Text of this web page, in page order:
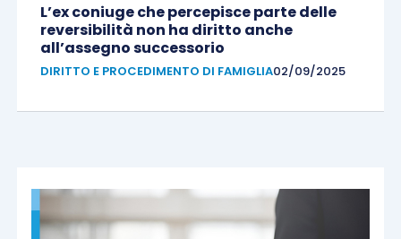
L’ex coniuge che percepisce parte delle
reversibilità non ha diritto anche
all’assegno successorio
DIRITTO E PROCEDIMENTO DI FAMIGLIA02/09/2025